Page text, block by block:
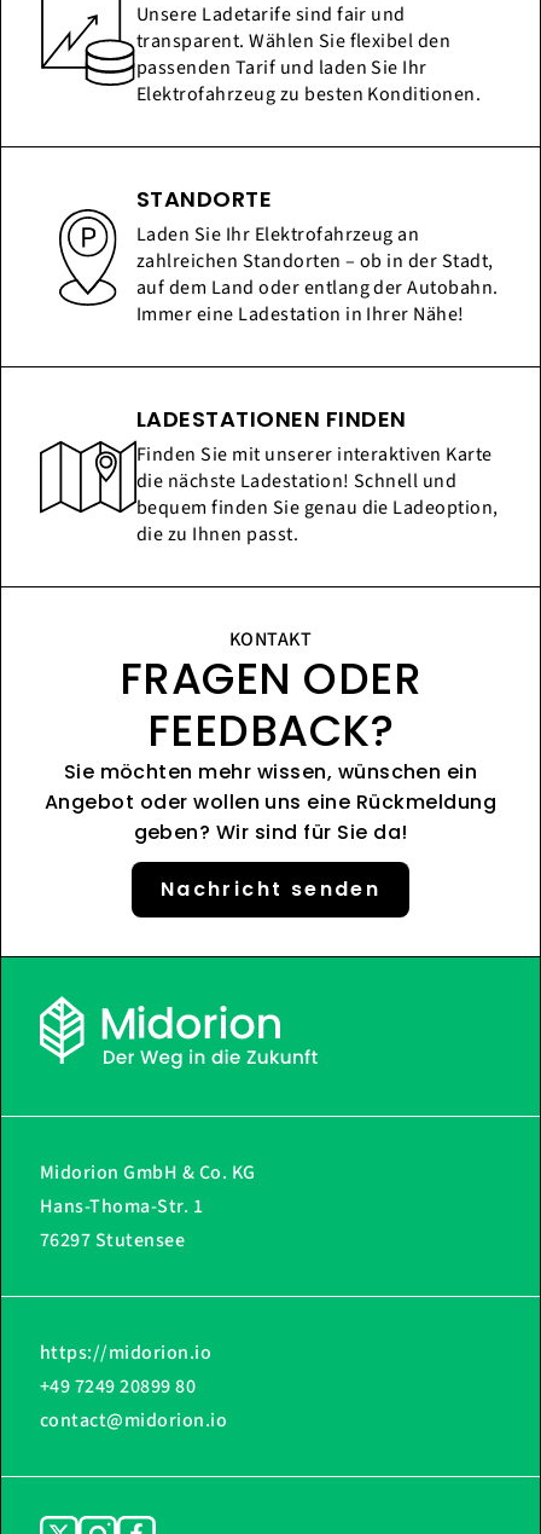
Unsere Ladetarife sind fair und
transparent. Wählen Sie flexibel den
passenden Tarif und laden Sie Ihr
Elektrofahrzeug zu besten Konditionen.
STANDORTE
Laden Sie Ihr Elektrofahrzeug an
zahlreichen Standorten – ob in der Stadt,
auf dem Land oder entlang der Autobahn.
Immer eine Ladestation in Ihrer Nähe!
LADESTATIONEN FINDEN
Finden Sie mit unserer interaktiven Karte
die nächste Ladestation! Schnell und
bequem finden Sie genau die Ladeoption,
die zu Ihnen passt.
KONTAKT
FRAGEN ODER
FEEDBACK?
Sie möchten mehr wissen, wünschen ein
Angebot oder wollen uns eine Rückmeldung
geben? Wir sind für Sie da!
Nachricht senden
Midorion GmbH & Co. KG
Hans-Thoma-Str. 1
76297 Stutensee
https://midorion.io
+49 7249 20899 80
contact@midorion.io